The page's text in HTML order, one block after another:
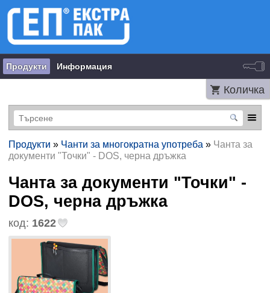
Продукти Информация
Количка
Продукти » Чанти за многократна употреба » Чанта за
документи "Точки" - DOS, черна дръжка
Чанта за документи "Точки" -
DOS, черна дръжка
код: 1622